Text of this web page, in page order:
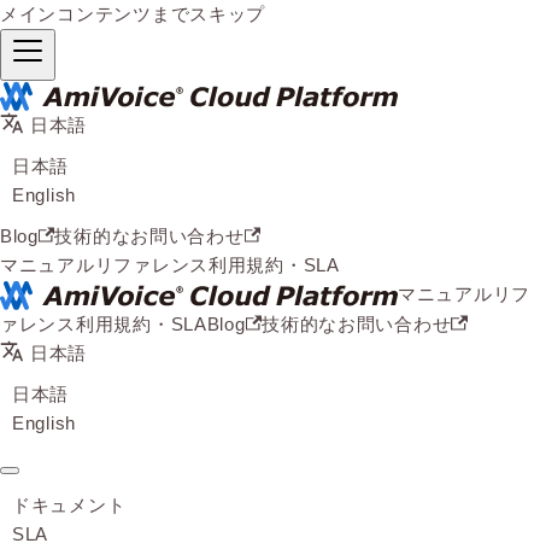
メインコンテンツまでスキップ
日本語
日本語
English
Blog
技術的なお問い合わせ
マニュアル リファレンス利用規約・SLA
マニュアル リフ
ァレンス利用規約・SLABlog
技術的なお問い合わせ
日本語
日本語
English
ドキュメント
SLA